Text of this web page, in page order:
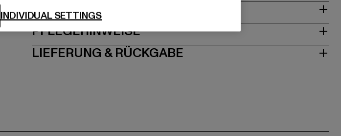
GRÖSSE & PASSFORM
PFLEGEHINWEISE
LIEFERUNG & RÜCKGABE
INDIVIDUAL SETTINGS